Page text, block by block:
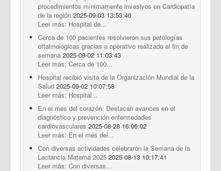
procedimientos mínimamente invasivos en Cardiopatía
de la región 2025-09-03 13:53:40
Leer más: Hospital de...
Cerca de 100 pacientes resolvieron sus patologías
oftalmológicas gracias a operativo realizado el fin de
semana 2025-09-02 11:03:43
Leer más: Cerca de 100...
Hospital recibió visita de la Organización Mundial de la
Salud 2025-09-02 10:07:58
Leer más: Hospital...
En el mes del corazón: Destacan avances en el
diagnóstico y prevención enfermedades
cardiovasculares 2025-08-28 16:06:02
Leer más: En el mes del...
Con diversas actividades celebraron la Semana de la
Lactancia Materna 2025 2025-08-13 10:17:41
Leer más: Con diversas...